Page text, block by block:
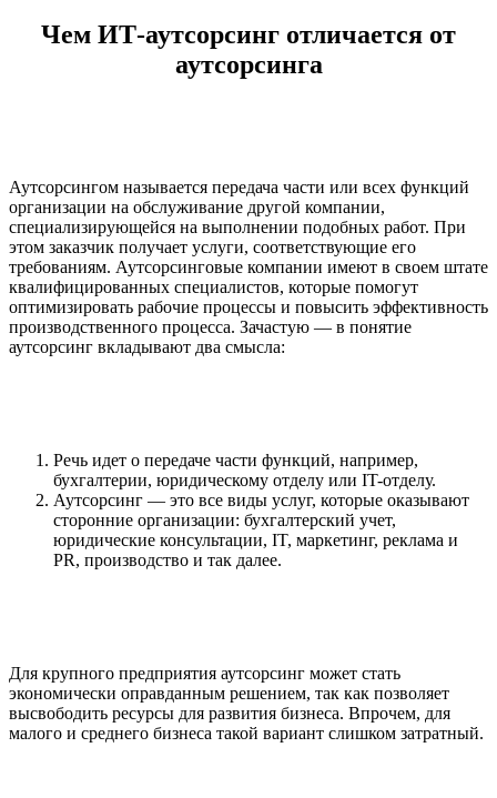
Чем ИТ-аутсорсинг отличается от
аутсорсинга
Аутсорсингом называется передача части или всех функций
организации на обслуживание другой компании,
специализирующейся на выполнении подобных работ. При
этом заказчик получает услуги, соответствующие его
требованиям. Аутсорсинговые компании имеют в своем штате
квалифицированных специалистов, которые помогут
оптимизировать рабочие процессы и повысить эффективность
производственного процесса. Зачастую — в понятие
аутсорсинг вкладывают два смысла:
Речь идет о передаче части функций, например,
бухгалтерии, юридическому отделу или IT-отделу.
Аутсорсинг — это все виды услуг, которые оказывают
сторонние организации: бухгалтерский учет,
юридические консультации, IT, маркетинг, реклама и
PR, производство и так далее.
Для крупного предприятия аутсорсинг может стать
экономически оправданным решением, так как позволяет
высвободить ресурсы для развития бизнеса. Впрочем, для
малого и среднего бизнеса такой вариант слишком затратный.